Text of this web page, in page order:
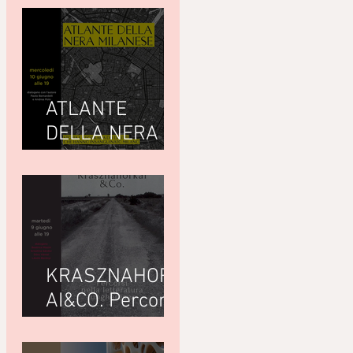
ATLANTE
DELLA NERA
Giuseppe
Paternò
Raddusa (Utet)
KRASZNAHORK
AI&CO. Percorsi